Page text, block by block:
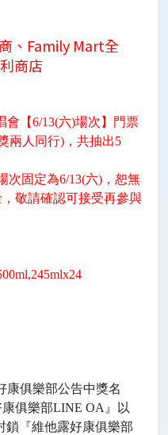
、 Family Mart全
商店
會 【6/13(六)場次】
門票
兩人同行)，共抽出5
次固定為6/13(六)，恕無
敬請確認可接受再參與
康俱樂部公告中獎名
俱樂部LINE OA 』以
鎖『維他露好康俱樂部